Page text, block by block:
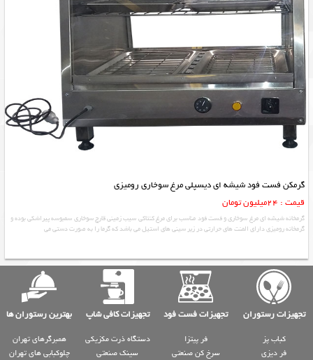
گرمکن فست فود شیشه ای دیسپلی مرغ سوخاری رومیزی
قیمت : 24میلیون تومان
گرمخانه شیشه ای مرغ سوخاری و فست فود مناسب برای مرغ کنتاکی سیب زمینی قارچ سوخاری سمبوسه پیراشکی بوده و
گرمخانه رومیزی دارای المنت های حرارتی در زیر سینی های استیل می باشد که گرما را به صورت دستی می
تجهیزات رستوران تجهیزات فست فود تجهیزات کافی شاپ بهترین رستوران ها
کباب پز
فر دیزی
فر پیتزا
سرخ کن صنعتی
دستگاه ذرت مکزیکی
سینک صنعتی
همبرگرهای تهران
چلوکبابی های تهران